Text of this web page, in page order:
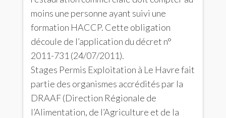
moins une personne ayant suivi une
formation HACCP. Cette obligation
découle de l’application du décret n°
2011-731 (24/07/2011).
Stages Permis Exploitation à Le Havre fait
partie des organismes accrédités par la
DRAAF (Direction Régionale de
l’Alimentation, de l’Agriculture et de la